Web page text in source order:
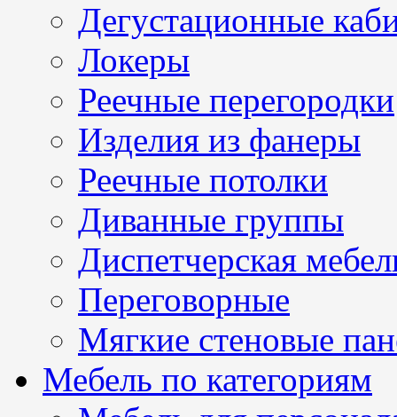
Дегустационные
Локеры
Реечные перегородки
Изделия из фанеры
Реечные потолки
Диванные группы
Диспетчерская
Переговорные
Мягкие стеновые
Мебель по категориям